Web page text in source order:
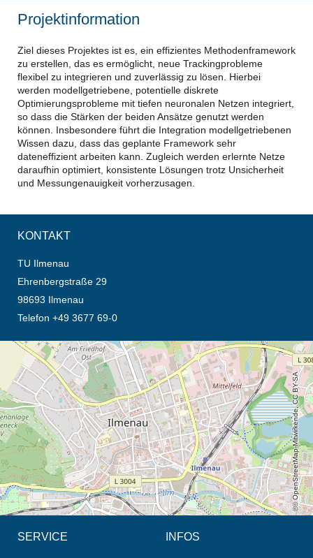
Projektinformation
Ziel dieses Projektes ist es, ein effizientes Methodenframework
zu erstellen, das es ermöglicht, neue Trackingprobleme
flexibel zu integrieren und zuverlässig zu lösen. Hierbei
werden modellgetriebene, potentielle diskrete
Optimierungsprobleme mit tiefen neuronalen Netzen integriert,
so dass die Stärken der beiden Ansätze genutzt werden
können. Insbesondere führt die Integration modellgetriebenen
Wissen dazu, dass das geplante Framework sehr
dateneffizient arbeiten kann. Zugleich werden erlernte Netze
daraufhin optimiert, konsistente Lösungen trotz Unsicherheit
und Messungenauigkeit vorherzusagen.
KONTAKT
TU Ilmenau
Ehrenbergstraße 29
98693 Ilmenau
Telefon +49 3677 69-0
Öffnet die Anfahrtsbeschreibung in neuem Tab (Karte)
© OpenStreetMap-Mitwirkende, CC BY-SA
SERVICE INFOS